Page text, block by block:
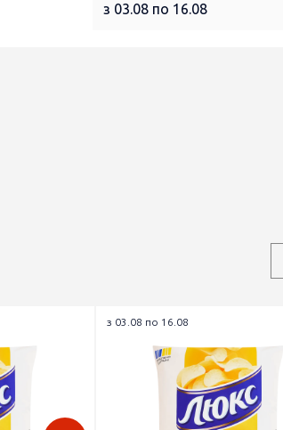
з 03.08 по 16.08
з 03.08 по 16.08